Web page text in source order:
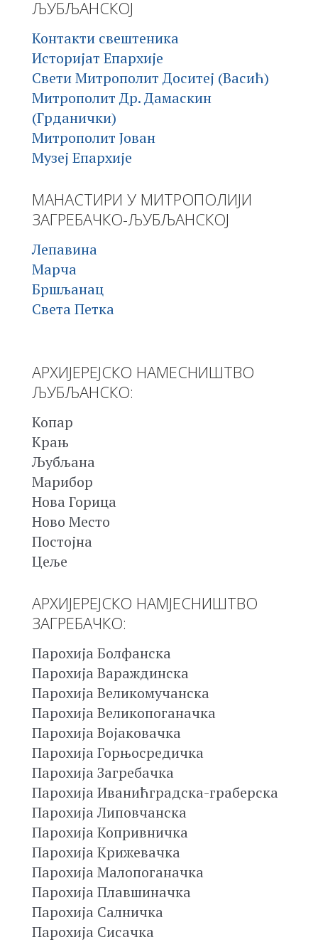
ЉУБЉАНСКОЈ
Контакти свештеника
Историјат Епархије
Свети Митрополит Доситеј (Васић)
Митрополит Др. Дамаскин
(Грданички)
Митрополит Јован
Музеј Епархије
МАНАСТИРИ У МИТРОПОЛИЈИ
ЗАГРЕБАЧКО-ЉУБЉАНСКОЈ
Лепавина
Марча
Бршљанац
Света Петка
АРХИЈЕРЕЈСКО НАМЕСНИШТВО
ЉУБЉАНСКО:
Копар
Крањ
Љубљана
Марибор
Нова Горица
Ново Место
Постојна
Цеље
АРХИЈЕРЕЈСКО НАМЈЕСНИШТВО
ЗАГРЕБАЧКО:
Парохија Болфанска
Парохија Вараждинска
Парохија Великомучанска
Парохија Великопоганачка
Парохија Војаковачка
Парохија Горњосредичка
Парохија Загребачка
Парохија Иванићградска-граберска
Парохија Липовчанска
Парохија Копривничка
Парохија Крижевачка
Парохија Малопоганачка
Парохија Плавшиначка
Парохија Салничка
Парохија Сисачка